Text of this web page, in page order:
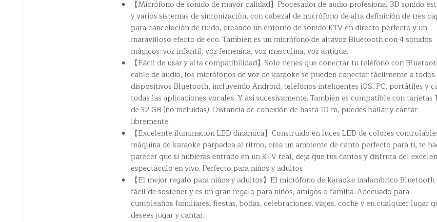
【Micrófono de sonido de mayor calidad】Procesador de audio profesional 3D sonido
y varios sistemas de sintonización, con cabezal de micrófono de alta definición de tres
para cancelación de ruido, creando un entorno de sonido KTV en directo perfecto y un
maravilloso efecto de eco. También es un micrófono de altavoz Bluetooth con 4 sonidos
mágicos: voz infantil, voz femenina, voz masculina, voz antigua.
【Fácil de usar y alta compatibilidad】Solo tienes que conectar tu teléfono con
cable de audio, los micrófonos de voz de karaoke se pueden conectar fácilmente a
dispositivos Bluetooth, incluyendo Android, teléfonos inteligentes iOS, PC, portátiles y
todas las aplicaciones vocales. Y así sucesivamente. También es compatible con tarjetas
de 32 GB (no incluidas). Distancia de conexión de hasta 10 m, puedes bailar y cantar
libremente.
【Excelente iluminación LED dinámica】Construido en luces LED de colores
máquina de karaoke parpadea al ritmo, crea un ambiente de canto perfecto para ti, te
parecer que si hubieras entrado en un KTV real, deja que tus cantos y disfruta del
espectáculo en vivo. Perfecto para niños y adultos
【El mejor regalo para niños y adultos】El micrófono de karaoke inalámbrico Bluetooth
fácil de sostener y es un gran regalo para niños, amigos o familia. Adecuado para
cumpleaños familiares, fiestas, bodas, celebraciones, viajes, coche y en cualquier lugar
desees jugar y cantar.